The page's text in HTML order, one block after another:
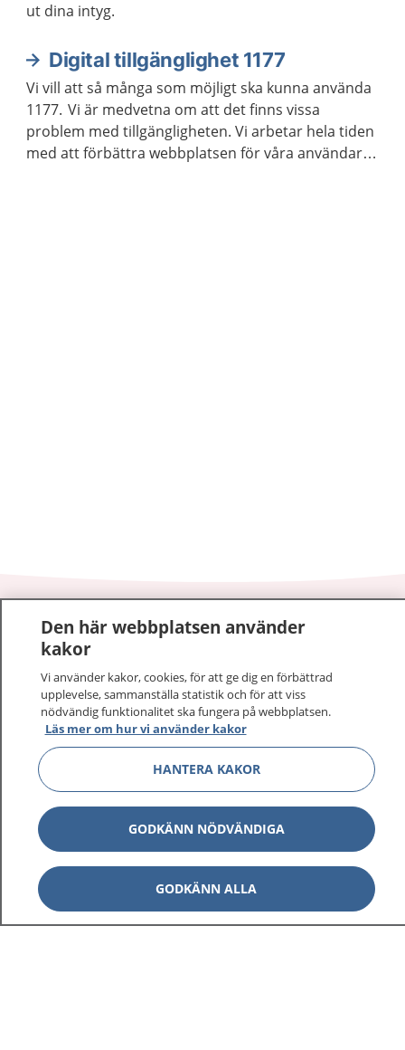
ut dina intyg.
Digital tillgänglighet 1177
Vi vill att så många som möjligt ska kunna använda
1177. Vi är medvetna om att det finns vissa
problem med tillgängligheten. Vi arbetar hela tiden
med att förbättra webbplatsen för våra användare.
1177–tryggt om din hälsa och vård
sjukdomar och vilka mottagningar du kan kontakta.
Logga in för att läsa din journal och göra dina
vårdärenden. Ring telefonnummer 1177 för
sjukvårdsrådgivning dygnet runt.
1177 ger dig råd när du vill må bättre.
1177 på flera språk Visa
Den här webbplatsen använder
kakor
Vi använder kakor, cookies, för att ge dig en förbättrad
upplevelse, sammanställa statistik och för att viss
nödvändig funktionalitet ska fungera på webbplatsen.
Läs mer om hur vi använder kakor
HANTERA KAKOR
GODKÄNN NÖDVÄNDIGA
GODKÄNN ALLA